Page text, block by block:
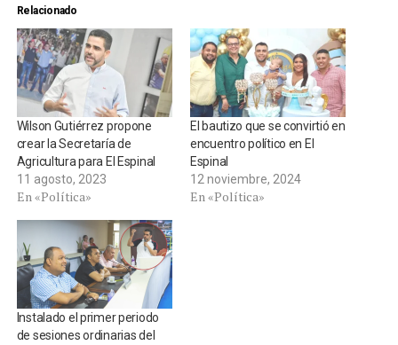
Relacionado
Wilson Gutiérrez propone
crear la Secretaría de
Agricultura para El Espinal
11 agosto, 2023
En «Política»
El bautizo que se convirtió en
encuentro político en El
Espinal
12 noviembre, 2024
En «Política»
Instalado el primer periodo
de sesiones ordinarias del